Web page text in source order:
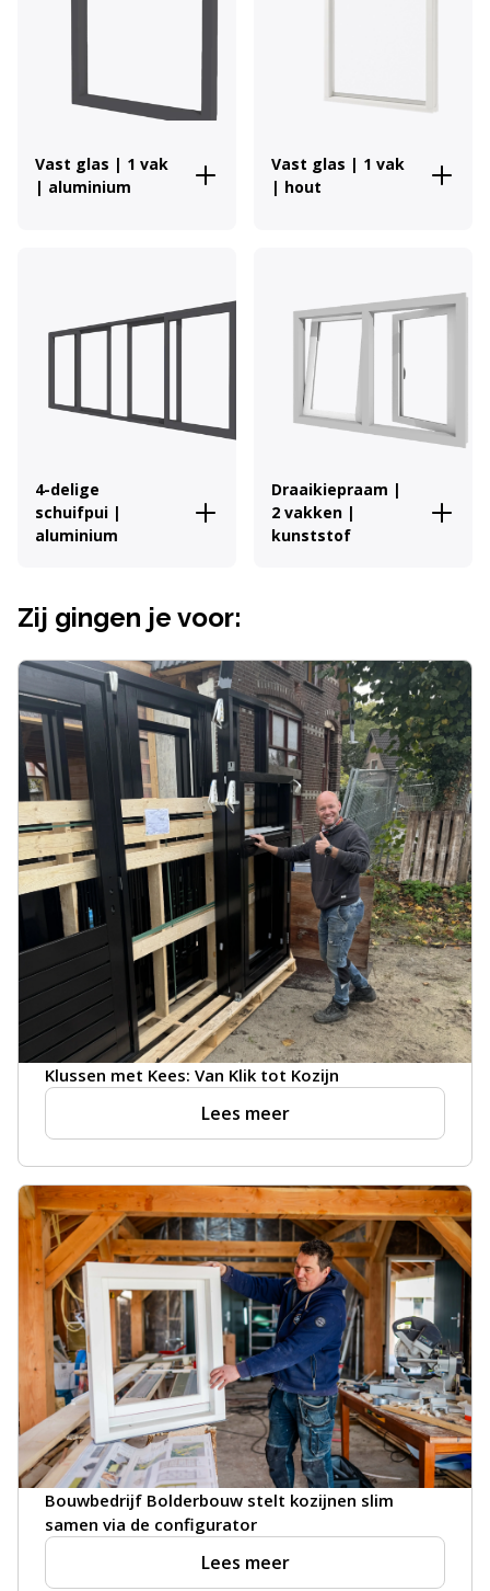
Vast glas | 1 vak
| aluminium
Vast glas | 1 vak
| hout
4-delige
schuifpui |
aluminium
Draaikiepraam |
2 vakken |
kunststof
Zij gingen je voor:
Klussen met Kees: Van Klik tot Kozijn
Lees meer
Bouwbedrijf Bolderbouw stelt kozijnen slim
samen via de configurator
Lees meer